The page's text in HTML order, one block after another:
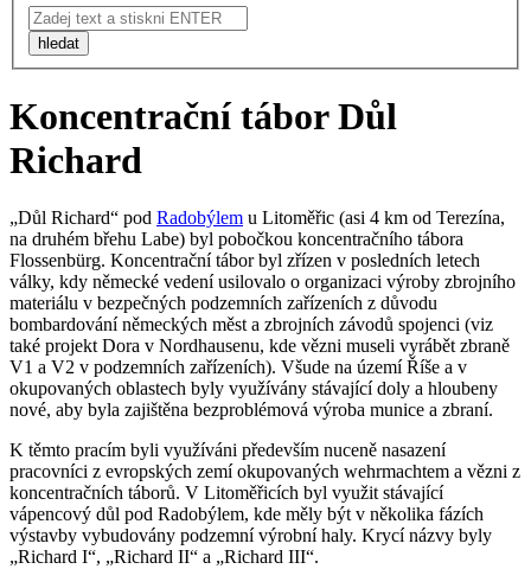
hledat
Koncentrační tábor Důl
Richard
„Důl Richard“ pod Radobýlem u Litoměřic (asi 4 km od Terezína,
na druhém břehu Labe) byl pobočkou koncentračního tábora
Flossenbürg. Koncentrační tábor byl zřízen v posledních letech
války, kdy německé vedení usilovalo o organizaci výroby zbrojního
materiálu v bezpečných podzemních zařízeních z důvodu
bombardování německých měst a zbrojních závodů spojenci (viz
také projekt Dora v Nordhausenu, kde vězni museli vyrábět zbraně
V1 a V2 v podzemních zařízeních). Všude na území Říše a v
okupovaných oblastech byly využívány stávající doly a hloubeny
nové, aby byla zajištěna bezproblémová výroba munice a zbraní.
K těmto pracím byli využíváni především nuceně nasazení
pracovníci z evropských zemí okupovaných wehrmachtem a vězni z
koncentračních táborů. V Litoměřicích byl využit stávající
vápencový důl pod Radobýlem, kde měly být v několika fázích
výstavby vybudovány podzemní výrobní haly. Krycí názvy byly
„Richard I“, „Richard II“ a „Richard III“.